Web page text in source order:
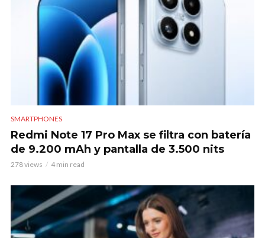
SMARTPHONES
Redmi Note 17 Pro Max se filtra con batería
de 9.200 mAh y pantalla de 3.500 nits
278 views 4 min read